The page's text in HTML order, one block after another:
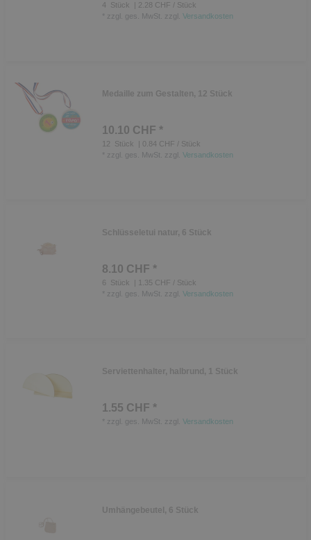
4 Stück
| 2.28 CHF / Stück
zzgl. ges. MwSt. zzgl. Versandkosten
Medaille zum Gestalten, 12 Stück
10.10 CHF *
12 Stück
| 0.84 CHF / Stück
zzgl. ges. MwSt. zzgl. Versandkosten
Schlüsseletui natur, 6 Stück
8.10 CHF *
6 Stück
| 1.35 CHF / Stück
zzgl. ges. MwSt. zzgl. Versandkosten
Serviettenhalter, halbrund, 1 Stück
1.55 CHF *
zzgl. ges. MwSt. zzgl. Versandkosten
Umhängebeutel, 6 Stück